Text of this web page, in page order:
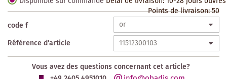
Points de livraison:50
code f
Référence d'article
Vous avez des questions concernant cet article?